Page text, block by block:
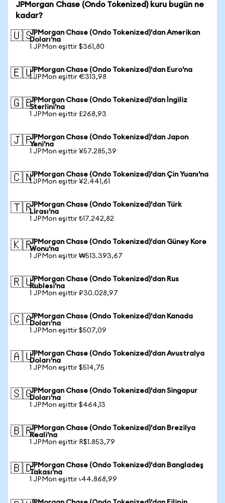
JPMorgan Chase (Ondo Tokenized) kuru bugün ne
kadar?
🇺🇸JPMorgan Chase (Ondo Tokenized)'dan Amerikan
Doları'na
1 JPMon eşittir $361,80
🇪🇺JPMorgan Chase (Ondo Tokenized)'dan Euro'na
1 JPMon eşittir €313,98
🇬🇧JPMorgan Chase (Ondo Tokenized)'dan İngiliz
Sterlini'na
1 JPMon eşittir £268,93
🇯🇵JPMorgan Chase (Ondo Tokenized)'dan Japon
Yeni'na
1 JPMon eşittir ¥57.285,39
🇨🇳JPMorgan Chase (Ondo Tokenized)'dan Çin Yuanı'na
1 JPMon eşittir ¥2.441,61
🇹🇷JPMorgan Chase (Ondo Tokenized)'dan Türk
Lirası'na
1 JPMon eşittir ₺17.242,82
🇰🇷JPMorgan Chase (Ondo Tokenized)'dan Güney Kore
Wonu'na
1 JPMon eşittir ₩513.393,67
🇷🇺JPMorgan Chase (Ondo Tokenized)'dan Rus
Rublesi'na
1 JPMon eşittir ₽30.028,97
🇨🇦JPMorgan Chase (Ondo Tokenized)'dan Kanada
Doları'na
1 JPMon eşittir $507,09
🇦🇺JPMorgan Chase (Ondo Tokenized)'dan Avustralya
Doları'na
1 JPMon eşittir $514,75
🇸🇬JPMorgan Chase (Ondo Tokenized)'dan Singapur
Doları'na
1 JPMon eşittir $464,13
🇧🇷JPMorgan Chase (Ondo Tokenized)'dan Brezilya
Reali'na
1 JPMon eşittir R$1.853,79
🇧🇩JPMorgan Chase (Ondo Tokenized)'dan Bangladeş
Takası'na
1 JPMon eşittir ৳44.868,99